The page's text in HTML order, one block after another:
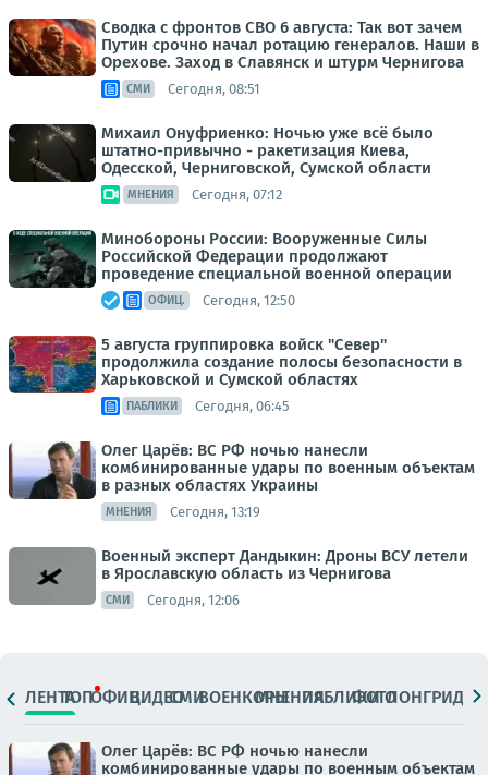
Сводка с фронтов СВО 6 августа: Так вот зачем
Путин срочно начал ротацию генералов. Наши в
Орехове. Заход в Славянск и штурм Чернигова
СМИ Сегодня, 08:51
Михаил Онуфриенко: Ночью уже всё было
штатно-привычно - ракетизация Киева,
Одесской, Черниговской, Сумской области
МНЕНИЯ Сегодня, 07:12
Минобороны России: Вооруженные Силы
Российской Федерации продолжают
проведение специальной военной операции
ОФИЦ. Сегодня, 12:50
5 августа группировка войск "Север"
продолжила создание полосы безопасности в
Харьковской и Сумской областях
ПАБЛИКИ Сегодня, 06:45
Олег Царёв: ВС РФ ночью нанесли
комбинированные удары по военным объектам
в разных областях Украины
МНЕНИЯ Сегодня, 13:19
Военный эксперт Дандыкин: Дроны ВСУ летели
в Ярославскую область из Чернигова
СМИ Сегодня, 12:06
ЛЕНТАТОПОФИЦ.ВИДЕОСМИВОЕНКОРЫМНЕНИЯПАБЛИКИ
ФОТОЛОНГРИДЫ
Олег Царёв: ВС РФ ночью нанесли
комбинированные удары по военным объектам